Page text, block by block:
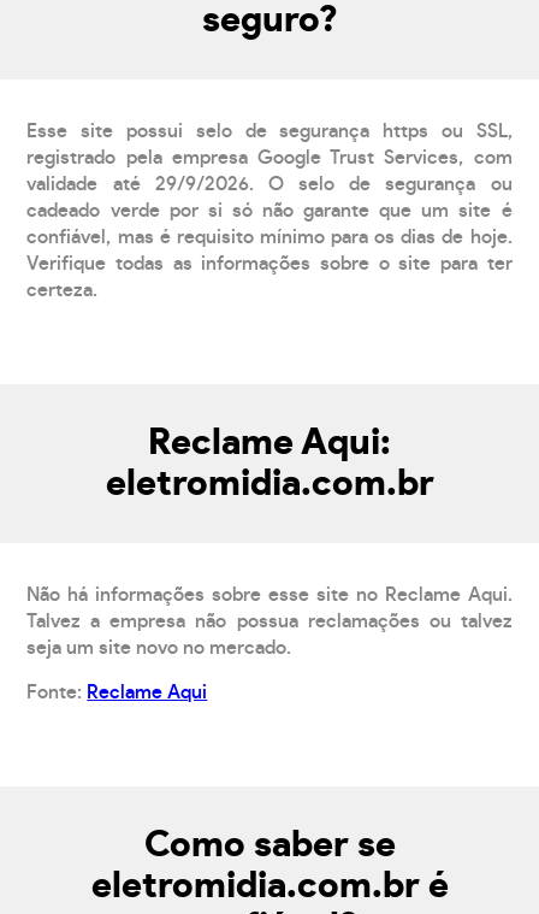
seguro?
Esse site possui selo de segurança https ou SSL,
registrado pela empresa Google Trust Services, com
validade até 29/9/2026. O selo de segurança ou
cadeado verde por si só não garante que um site é
confiável, mas é requisito mínimo para os dias de hoje.
Verifique todas as informações sobre o site para ter
certeza.
Reclame Aqui:
eletromidia.com.br
Não há informações sobre esse site no Reclame Aqui.
Talvez a empresa não possua reclamações ou talvez
seja um site novo no mercado.
Fonte: Reclame Aqui
Como saber se
eletromidia.com.br é